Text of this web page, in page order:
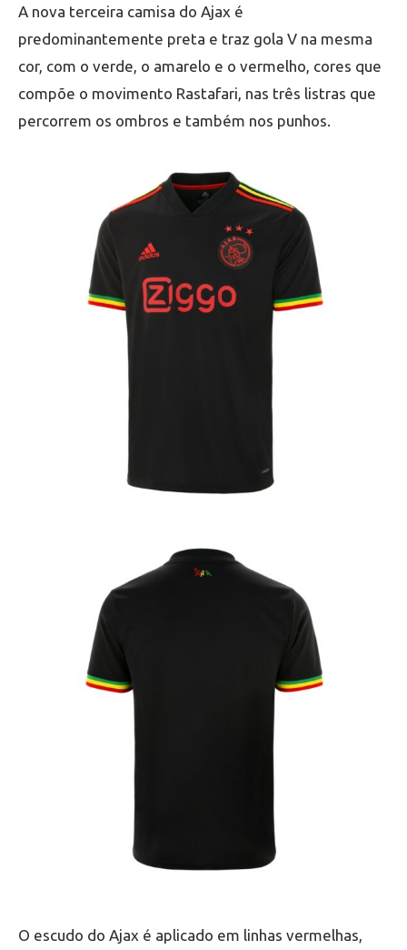
A nova terceira camisa do Ajax é
predominantemente preta e traz gola V na mesma
cor, com o verde, o amarelo e o vermelho, cores que
compõe o movimento Rastafari, nas três listras que
percorrem os ombros e também nos punhos.
O escudo do Ajax é aplicado em linhas vermelhas,